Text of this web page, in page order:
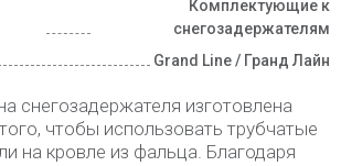
Комплектующие к
снегозадержателям
Grand Line / Гранд Лайн
снегозадержателя изготовлена
чтобы использовать трубчатые
на кровле из фальца. Благодаря